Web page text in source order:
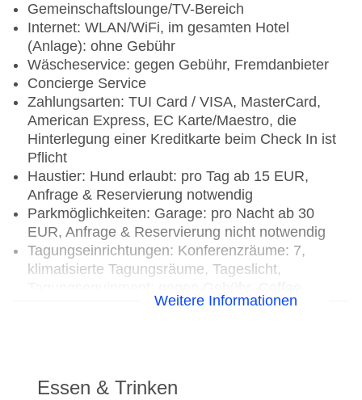
Gemeinschaftslounge/TV-Bereich
Internet: WLAN/WiFi, im gesamten Hotel
(Anlage): ohne Gebühr
Wäscheservice: gegen Gebühr, Fremdanbieter
Concierge Service
Zahlungsarten: TUI Card / VISA, MasterCard,
American Express, EC Karte/Maestro, die
Hinterlegung einer Kreditkarte beim Check In ist
Pflicht
Haustier: Hund erlaubt: pro Tag ab 15 EUR,
Anfrage & Reservierung notwendig
Parkmöglichkeiten: Garage: pro Nacht ab 30
EUR, Anfrage & Reservierung nicht notwendig
Tagungseinrichtungen: Konferenzräume: 7,
klimatisierte Tagungsräume, Tageslicht,
Breaks: gegen GebührWeitere Informationen
Essen & Trinken